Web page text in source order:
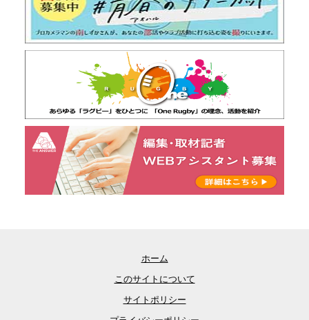
ホーム
このサイトについて
サイトポリシー